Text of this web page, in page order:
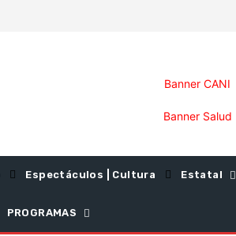
Espectáculos | Cultura Estatal
PROGRAMAS